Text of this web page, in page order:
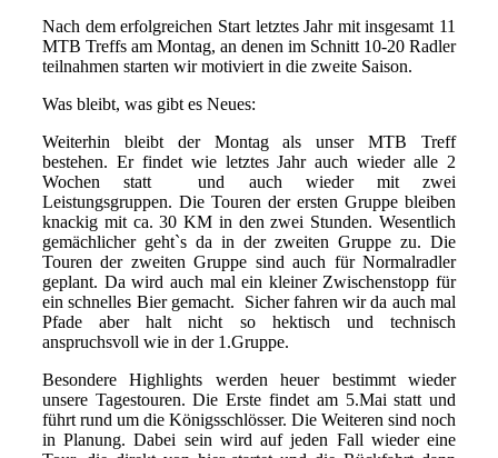
Nach dem erfolgreichen Start letztes Jahr mit insgesamt 11
MTB Treffs am Montag, an denen im Schnitt 10-20 Radler
teilnahmen starten wir motiviert in die zweite Saison.
Was bleibt, was gibt es Neues:
Weiterhin bleibt der Montag als unser MTB Treff
bestehen. Er findet wie letztes Jahr auch wieder alle 2
Wochen statt und auch wieder mit zwei
Leistungsgruppen. Die Touren der ersten Gruppe bleiben
knackig mit ca. 30 KM in den zwei Stunden. Wesentlich
gemächlicher geht`s da in der zweiten Gruppe zu. Die
Touren der zweiten Gruppe sind auch für Normalradler
geplant. Da wird auch mal ein kleiner Zwischenstopp für
ein schnelles Bier gemacht. Sicher fahren wir da auch mal
Pfade aber halt nicht so hektisch und technisch
anspruchsvoll wie in der 1.Gruppe.
Besondere Highlights werden heuer bestimmt wieder
unsere Tagestouren. Die Erste findet am 5.Mai statt und
führt rund um die Königsschlösser. Die Weiteren sind noch
in Planung. Dabei sein wird auf jeden Fall wieder eine